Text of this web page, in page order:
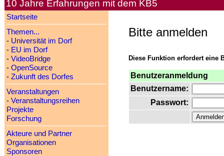
10 Jahre Erfahrungen mit dem KB5
Startseite
Themen...
- Universität im Dorf
- EU im Dorf
- VideoBridge
- OpenSource
- Zukunft des Dorfes
Veranstaltungen
- Veranstaltungsreihen
Projekte
Forschung
Akteure und Partner
Organisationen
Sponsoren
Bitte anmelden
Diese Funktion erfordert eine
Benutzeranmeldung
Benutzername:
Passwort: